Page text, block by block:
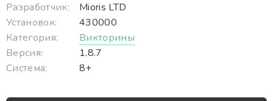
Разработчик:
Mioris LTD
Установок:
430000
Категория:
Викторины
Версия:
1.8.7
Система:
8+